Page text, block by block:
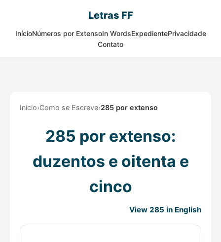
Letras FF
InícioNúmeros por ExtensoIn WordsExpedientePrivacidade
Contato
Início›Como se Escreve›285 por extenso
285 por extenso:
duzentos e oitenta e
cinco
View 285 in English